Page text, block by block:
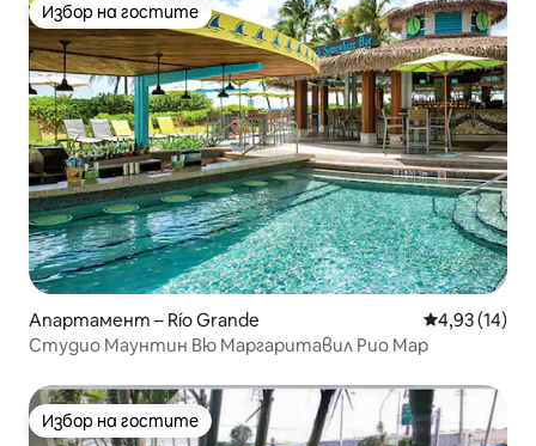
Избор на гостите
Избор на гостите
Апартамент – Río Grande Средна
4,93 (14)
Студио Маунтин Вю Маргаритавил Рио Мар
Избор на гостите
Избор на гостите